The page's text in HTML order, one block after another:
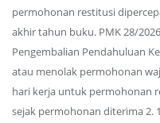
permohonan restitusi
akhir tahun buku. PMK 28/
Pengembalian Pendahuluan
atau menolak permohonan
hari kerja untuk permohonan
sejak permohonan diterima